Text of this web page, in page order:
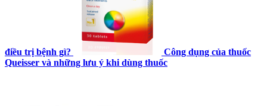
điều trị bệnh gì?
Công dụng của thuốc
Queisser và những lưu ý khi dùng thuốc